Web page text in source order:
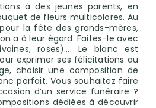
à des jeunes parents, en
de fleurs multicolores. Au
la fête des grands-mères,
a à leur égard. Faites-le avec
roses)…. Le blanc est
exprimer ses félicitations au
choisir une composition de
parfait. Vous souhaitez faire
d’un service funéraire ?
dédiées à découvrir